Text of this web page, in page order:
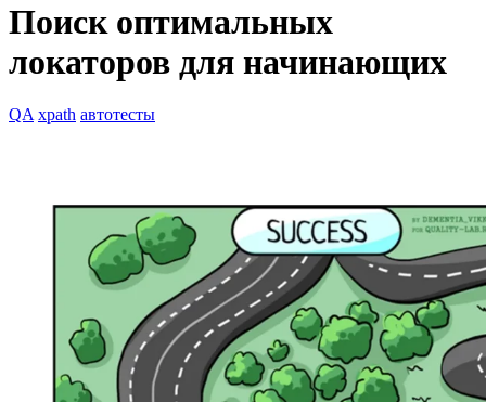
Поиск оптимальных
локаторов для начинающих
QA xpath автотесты